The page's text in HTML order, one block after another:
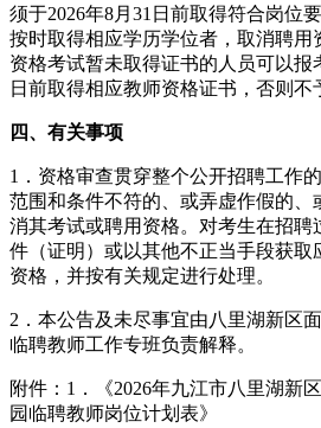
须于2026年8月31日前取得符合岗位
按时取得相应学历学位者，取消聘用
资格考试暂未取得证书的人员可以报
日前取得相应教师资格证书，否则不
四、有关事项
1．资格审查贯穿整个公开招聘工作
范围和条件不符的、或弄虚作假的、
消其考试或聘用资格。对考生在招聘
件（证明）或以其他不正当手段获取
资格，并按有关规定进行处理。
2．本公告及未尽事宜由八里湖新区
临聘教师工作专班负责解释。
附件：1．《2026年九江市八里湖新
园临聘教师岗位计划表》